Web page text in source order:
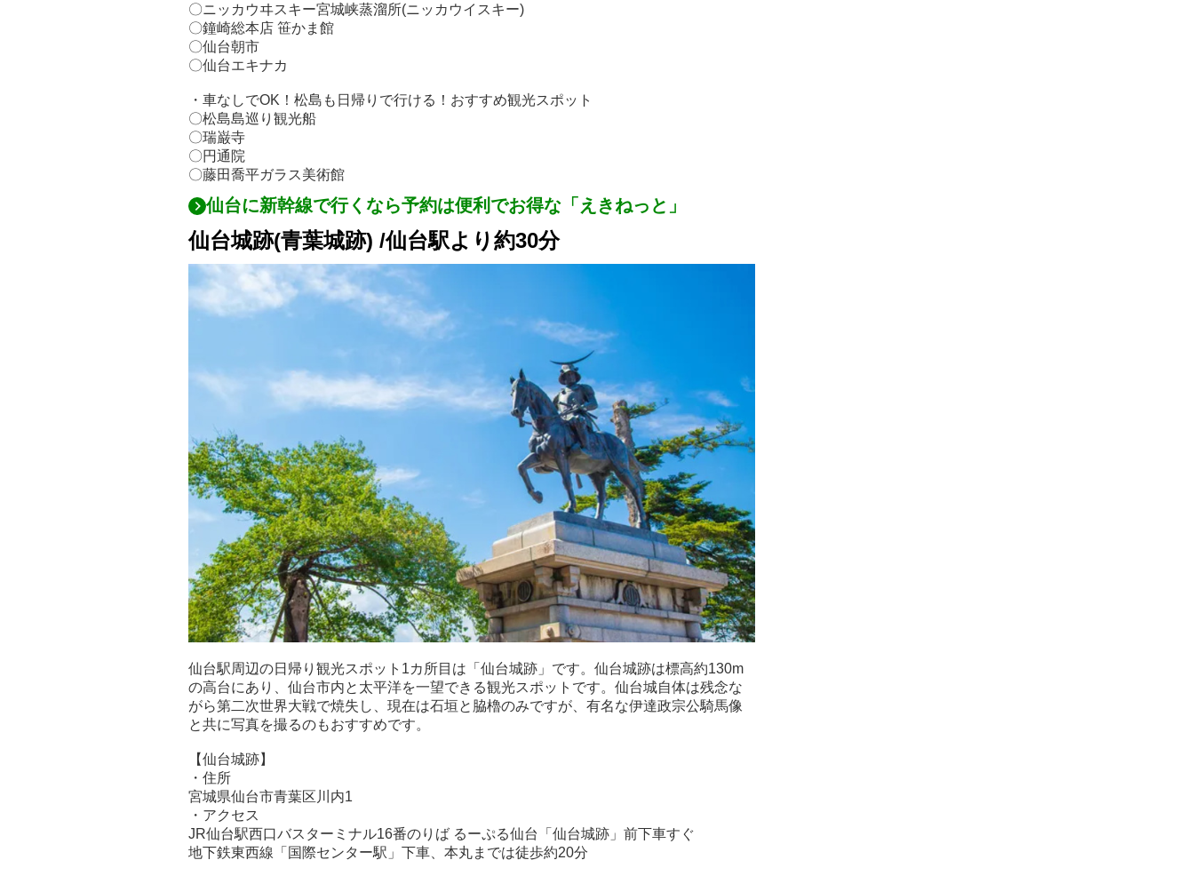
〇ニッカウヰスキー宮城峡蒸溜所(ニッカウイスキー)
〇鐘崎総本店 笹かま館
〇仙台朝市
〇仙台エキナカ
・車なしでOK！松島も日帰りで行ける！おすすめ観光スポット
〇松島島巡り観光船
〇瑞巌寺
〇円通院
〇藤田喬平ガラス美術館
仙台に新幹線で行くなら予約は便利でお得な「えきねっと」
仙台城跡(青葉城跡) /仙台駅より約30分
仙台駅周辺の日帰り観光スポット1カ所目は「仙台城跡」です。仙台城跡は標高約130m
の高台にあり、仙台市内と太平洋を一望できる観光スポットです。仙台城自体は残念な
がら第二次世界大戦で焼失し、現在は石垣と脇櫓のみですが、有名な伊達政宗公騎馬像
と共に写真を撮るのもおすすめです。
【仙台城跡】
・住所
宮城県仙台市青葉区川内1
・アクセス
JR仙台駅西口バスターミナル16番のりば るーぷる仙台「仙台城跡」前下車すぐ
地下鉄東西線「国際センター駅」下車、本丸までは徒歩約20分